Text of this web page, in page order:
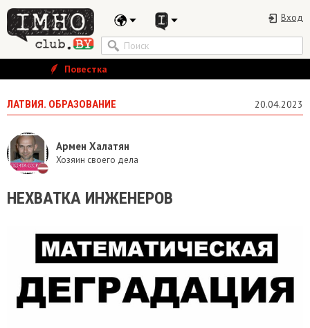
Вход
Повестка
ЛАТВИЯ. ОБРАЗОВАНИЕ 20.04.2023
Армен Халатян
Хозяин своего дела
НЕХВАТКА ИНЖЕНЕРОВ